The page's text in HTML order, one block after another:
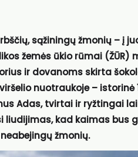
sąžiningų žmonių – į
žemės ūkio rūmai
ir dovanoms skirta
viršelio nuotraukoje –
Adas, tvirtai ir ryžtingai
kad kaimas bus
žmonių.